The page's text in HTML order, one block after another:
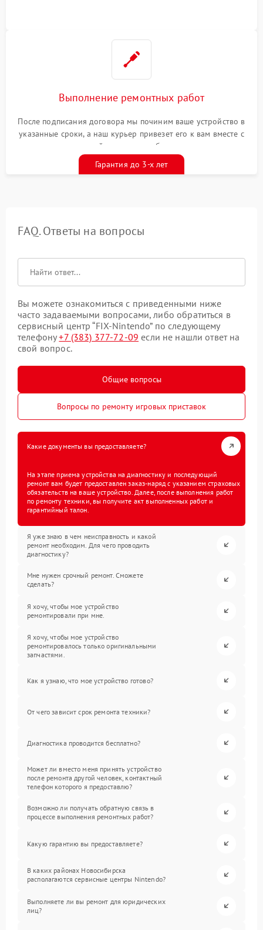
Выполнение ремонтных работ
После подписания договора мы починим ваше устройство в
указанные сроки, а наш курьер привезет его к вам вместе с
гарантийным талоном бесплатно
Гарантия до 3-х лет
FAQ. Ответы на вопросы
Вы можете ознакомиться с приведенными ниже
часто задаваемыми вопросами, либо обратиться в
сервисный центр “FIX-Nintendo” по следующему
телефону+7 (383) 377-72-09 если не нашли ответ на
свой вопрос.
Общие вопросы
Вопросы по ремонту игровых приставок
Какие документы вы предоставляете?
На этапе приема устройства на диагностику и последующий
ремонт вам будет предоставлен заказ-наряд с указанием страховых
обязательств на ваше устройство. Далее, после выполнения работ
по ремонту техники, вы получите акт выполненных работ и
гарантийный талон.
Я уже знаю в чем неисправность и какой
ремонт необходим. Для чего проводить
диагностику?
Мне нужен срочный ремонт. Сможете
сделать?
Я хочу, чтобы мое устройство
ремонтировали при мне.
Я хочу, чтобы мое устройство
ремонтировалось только оригинальными
запчастями.
Как я узнаю, что мое устройство готово?
От чего зависит срок ремонта техники?
Диагностика проводится бесплатно?
Может ли вместо меня принять устройство
после ремонта другой человек, контактный
телефон которого я предоставлю?
Возможно ли получать обратную связь в
процессе выполнения ремонтных работ?
Какую гарантию вы предоставляете?
В каких районах Новосибирска
располагаются сервисные центры Nintendo?
Выполняете ли вы ремонт для юридических
лиц?